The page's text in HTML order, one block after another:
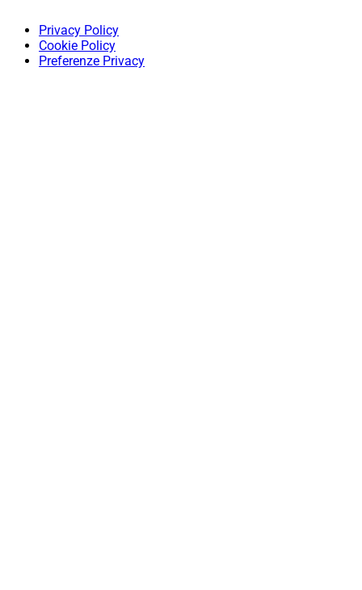
Privacy Policy
Cookie Policy
Preferenze Privacy